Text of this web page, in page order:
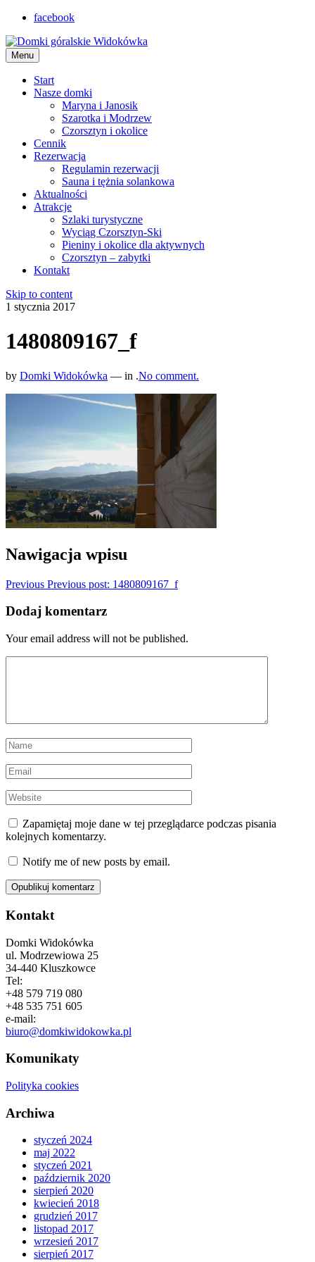
facebook
Menu
Start
Nasze domki
Maryna i Janosik
Szarotka i Modrzew
Czorsztyn i okolice
Cennik
Rezerwacja
Regulamin rezerwacji
Sauna i tężnia solankowa
Aktualności
Atrakcje
Szlaki turystyczne
Wyciąg Czorsztyn-Ski
Pieniny i okolice dla aktywnych
Czorsztyn – zabytki
Kontakt
Skip to content
1 stycznia 2017
1480809167_f
by Domki Widokówka — in .No comment.
Nawigacja wpisu
Previous Previous post: 1480809167_f
Dodaj komentarz
Your email address will not be published.
Zapamiętaj moje dane w tej przeglądarce podczas pisania
kolejnych komentarzy.
Notify me of new posts by email.
Kontakt
Domki Widokówka
ul. Modrzewiowa 25
34-440 Kluszkowce
Tel:
+48 579 719 080
+48 535 751 605
e-mail:
biuro@domkiwidokowka.pl
Komunikaty
Polityka cookies
Archiwa
styczeń 2024
maj 2022
styczeń 2021
październik 2020
sierpień 2020
kwiecień 2018
grudzień 2017
listopad 2017
wrzesień 2017
sierpień 2017